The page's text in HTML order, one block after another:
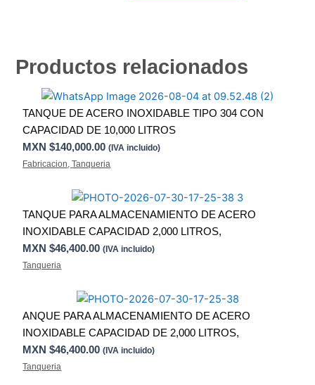
Productos relacionados
TANQUE DE ACERO INOXIDABLE TIPO 304 CON
CAPACIDAD DE 10,000 LITROS
MXN $140,000.00 (IVA incluido)
Fabricacion ,Tanqueria
TANQUE PARA ALMACENAMIENTO DE ACERO
INOXIDABLE CAPACIDAD 2,000 LITROS,
MXN $46,400.00 (IVA incluido)
Tanqueria
ANQUE PARA ALMACENAMIENTO DE ACERO
INOXIDABLE CAPACIDAD DE 2,000 LITROS,
MXN $46,400.00 (IVA incluido)
Tanqueria